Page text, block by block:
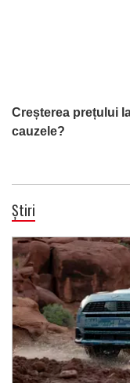
Creșterea prețului
cauzele?
Știri